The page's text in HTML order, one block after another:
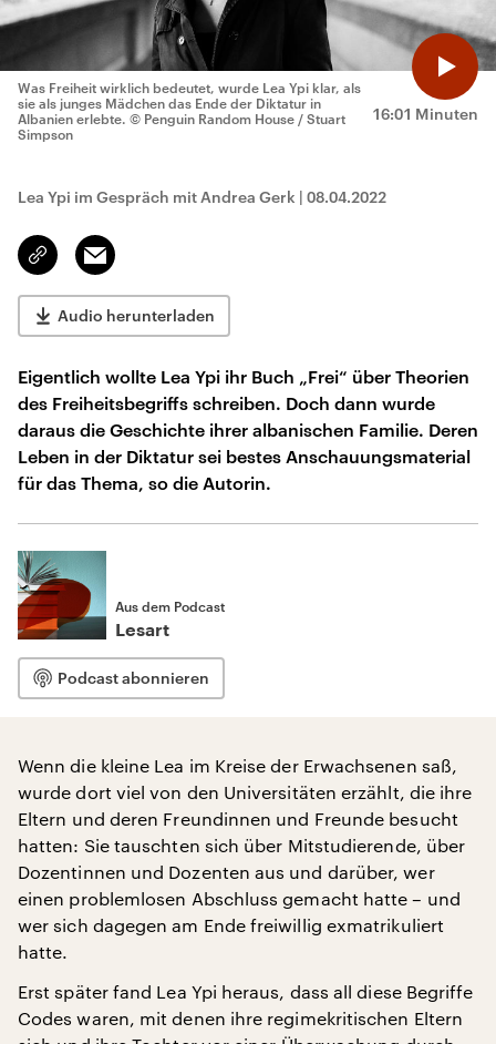
16:01 Minuten
Was Freiheit wirklich bedeutet, wurde Lea Ypi klar, als
sie als junges Mädchen das Ende der Diktatur in
Albanien erlebte. © Penguin Random House / Stuart
Simpson
Lea Ypi im Gespräch mit Andrea Gerk | 08.04.2022
Link
kopieren/teilen
Email
Audio herunterladen
Eigentlich wollte Lea Ypi ihr Buch „Frei“ über Theorien
des Freiheitsbegriffs schreiben. Doch dann wurde
daraus die Geschichte ihrer albanischen Familie. Deren
Leben in der Diktatur sei bestes Anschauungsmaterial
für das Thema, so die Autorin.
Aus dem Podcast
Lesart
Podcast abonnieren
Wenn die kleine Lea im Kreise der Erwachsenen saß,
wurde dort viel von den Universitäten erzählt, die ihre
Eltern und deren Freundinnen und Freunde besucht
hatten: Sie tauschten sich über Mitstudierende, über
Dozentinnen und Dozenten aus und darüber, wer
einen problemlosen Abschluss gemacht hatte – und
wer sich dagegen am Ende freiwillig exmatrikuliert
hatte.
Erst später fand Lea Ypi heraus, dass all diese Begriffe
Codes waren, mit denen ihre regimekritischen Eltern